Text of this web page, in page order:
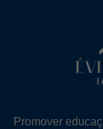
Promover